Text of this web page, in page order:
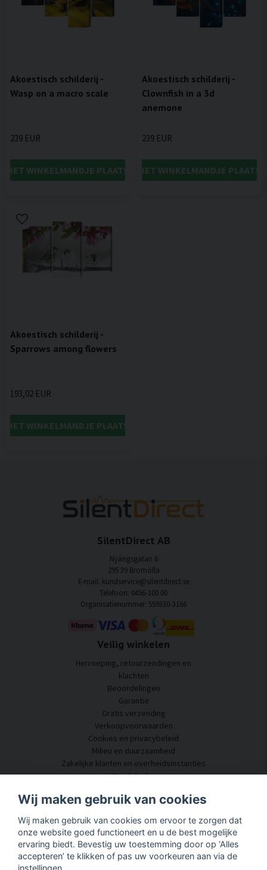
Akoestisch schilderij -
Wasp on a macro scale
239 EUR
HET WINKELMANDJE PLAATSEN
Akoestisch schilderij -
Clownfish in a 3d
anemone
239 EUR
IN HET WINKELMANDJE
Akoestisch schilderij -
Sparrows among flowers
193,02 EUR
HET WINKELMANDJE PLAATSEN
SilentDirect AB
Nyängsgatan 6
295 39 Bromölla
E-mail: kundservice@silentdirect.se
Telefoon: 0456-100 00
Organisatienummer: 559330-3166
Veilig winkelen
Herroeping, retourzendingen en
klachten
Beoordelingen
Garantie
Gratis verzending
Verkoopvoorwaarden
Cookies en privacybeleid
Milieu en duurzaamheid
Zakelijke klanten en overheidsinstanties
Word dealer
Klantenservice
Neem contact met ons op
Akoestisch advies
Montage en installatie
Vragen en antwoorden
Wij maken gebruik van cookies
Wij maken gebruik van cookies om ervoor te zorgen dat
onze website goed functioneert en u de best mogelijke
ervaring biedt. Bevestig uw toestemming door op ‘Alles
accepteren’ te klikken of pas uw voorkeuren aan via de
instellingen